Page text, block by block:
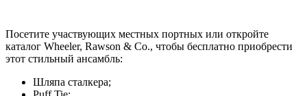
Посетите участвующих местных портных или откройте
каталог Wheeler, Rawson & Co., чтобы бесплатно приобрести
этот стильный ансамбль:
Шляпа сталкера;